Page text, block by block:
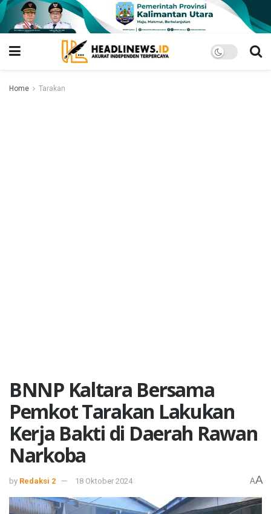
Home Tarakan
BNNP Kaltara Bersama
Pemkot Tarakan Lakukan
Kerja Bakti di Daerah Rawan
Narkoba
by Redaksi 2 18 Oktober 2024 AA